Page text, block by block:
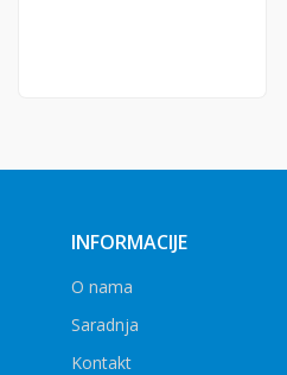
INFORMACIJE
O nama
Saradnja
Kontakt